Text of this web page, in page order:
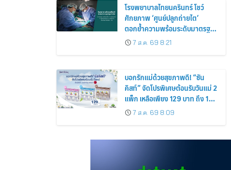
โรงพยาบาลไทยนครินทร์ โชว์
ศักยภาพ ‘ศูนย์ปลูกถ่ายไต’
ตอกย้ำความพร้อมระดับมาตรฐาน
เดินหน้าผ่าตัดปลูกถ่ายไตสำเร็จ 2
รายพร้อมกัน จากผู้บริจาคอวัยวะ
7 ส.ค. 69 8:21
บอกรักแม่ด้วยสุขภาพดี! “ซัน
คิสท์” จัดโปรพิเศษต้อนรับวันแม่ 2
แพ็ก เหลือเพียง 129 บาท ถึง 12
ส.ค. นี้7 ส.ค. 69 8:09